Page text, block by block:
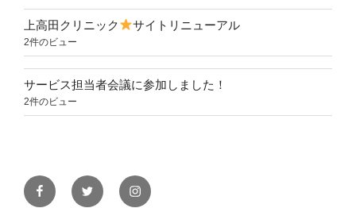
上高田クリニック サイトリニューアル
2件のビュー
サービス担当者会議に参加しました！
2件のビュー
FacebookTwitter Instagram